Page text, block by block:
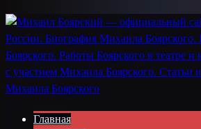
Главная